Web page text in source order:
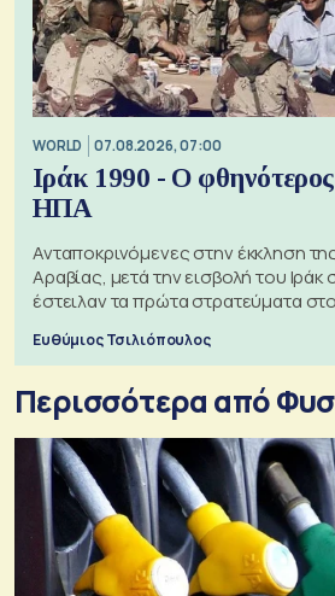
WORLD 07.08.2026, 07:00
Ιράκ 1990 - Ο
ΗΠΑ
Ανταποκρινόμενες στην έκκληση
Αραβίας, μετά την εισβολή του Ιράκ
έστειλαν τα πρώτα στρατεύματα
Ευθύμιος Τσιλιόπουλος
Περισσότερα από